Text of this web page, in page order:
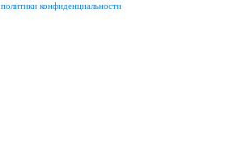
политики конфиденциальности